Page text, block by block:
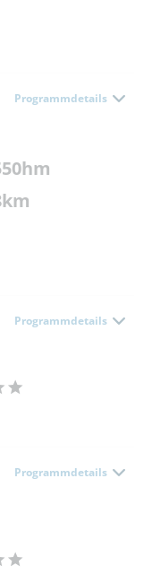
Programmdetails
Programmdetails
Programmdetails